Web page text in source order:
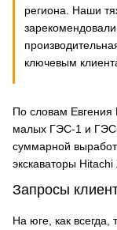
региона. Наши
ключевым
По словам Евгения
малых ГЭС-1 и ГЭС-
суммарной
экскаваторы Hitachi
Запросы
На юге, как всегда,